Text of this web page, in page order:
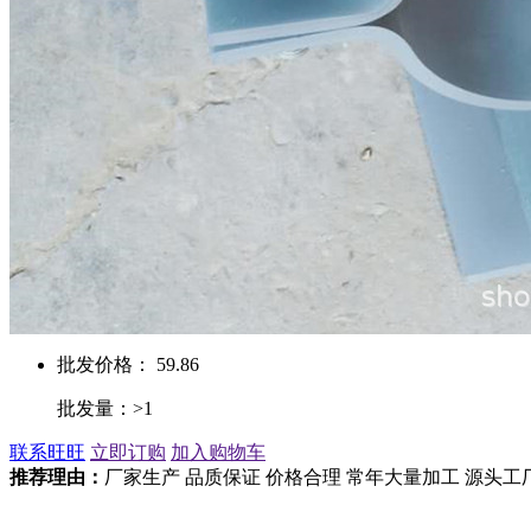
批发价格： 59.86
批发量：>1
联系旺旺 立即订购 加入购物车
推荐理由： 厂家生产 品质保证 价格合理 常年大量加工 源头工